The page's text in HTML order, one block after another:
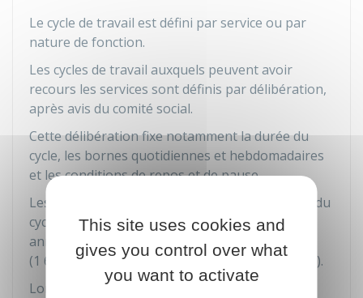
Le cycle de travail est défini par service ou par
nature de fonction.
Les cycles de travail auxquels peuvent avoir
recours les services sont définis par délibération,
après avis du comité social.
Cette délibération fixe notamment la durée du
cycle, les bornes quotidiennes et hebdomadaires
et les conditions de repos et de pause.
Les horaires de travail sont définis à l'intérieur du
cycle de travail de manière à ce que la durée
annuelle du travail respecte la durée légale
(1 607 heures ou la durée inférieure en vigueur).
Lorsque le cycle de travail comporte plusieurs
This site uses cookies and
gives you control over what
you want to activate